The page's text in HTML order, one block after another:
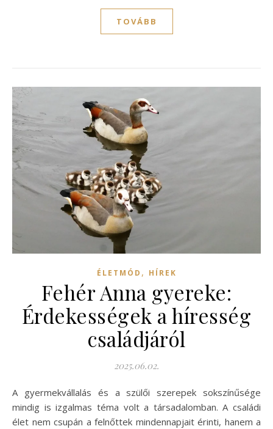
TOVÁBB
ÉLETMÓD , HÍREK
Fehér Anna gyereke:
Érdekességek a híresség
családjáról
2025.06.02.
A gyermekvállalás és a szülői szerepek sokszínűsége
mindig is izgalmas téma volt a társadalomban. A családi
élet nem csupán a felnőttek mindennapjait érinti, hanem a